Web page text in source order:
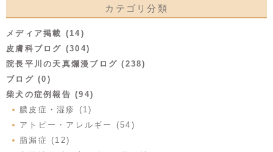
カテゴリ分類
メディア掲載 (14)
皮膚科ブログ (304)
院長平川の天真爛漫ブログ (238)
ブログ (0)
柴犬の症例報告 (94)
膿皮症・湿疹 (1)
アトピー・アレルギー (54)
脂漏症 (12)